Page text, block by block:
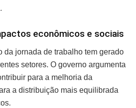
econômicos e sociais
da jornada de trabalho tem gerado
setores. O governo argumenta
para a melhoria da
a distribuição mais equilibrada